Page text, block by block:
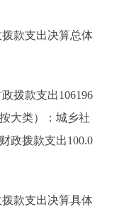
款支出决算总体
拨款支出106196
大类）：城乡社
政拨款支出100.0
款支出决算具体